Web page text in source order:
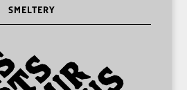
SMELTERY